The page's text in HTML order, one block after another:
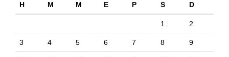
H M M E P S D
1 2
3 4 5 6 7 8 9